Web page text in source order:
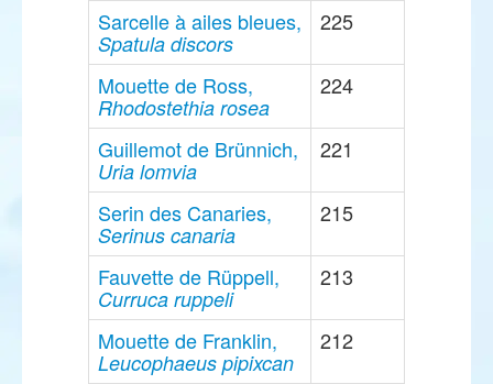
Sarcelle à ailes bleues,
Spatula discors
225
Mouette de Ross,
Rhodostethia rosea
224
Guillemot de Brünnich,
Uria lomvia
221
Serin des Canaries,
Serinus canaria
215
Fauvette de Rüppell,
Curruca ruppeli
213
Mouette de Franklin,
Leucophaeus pipixcan
212